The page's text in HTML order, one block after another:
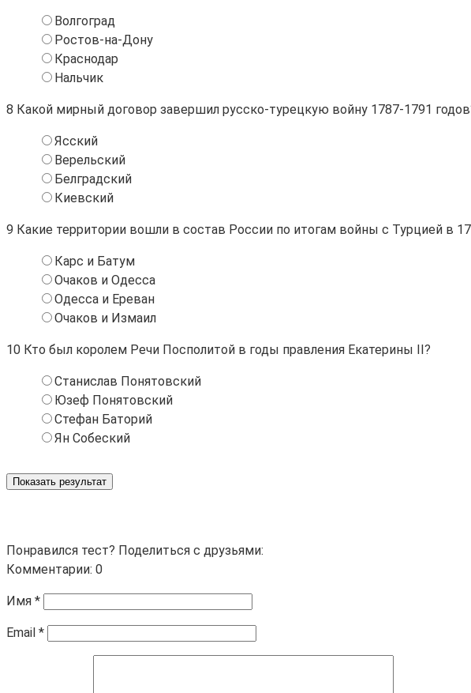
Волгоград
Ростов-на-Дону
Краснодар
Нальчик
8 Какой мирный договор завершил русско-турецкую войну 1787-1791
Ясский
Верельский
Белградский
Киевский
9 Какие территории вошли в состав России по итогам войны с Турцией в
Карс и Батум
Очаков и Одесса
Одесса и Ереван
Очаков и Измаил
10 Кто был королем Речи Посполитой в годы правления Екатерины II?
Станислав Понятовский
Юзеф Понятовский
Стефан Баторий
Ян Собеский
Показать результат
Понравился тест? Поделиться с друзьями:
Комментарии: 0
Имя *
Email *